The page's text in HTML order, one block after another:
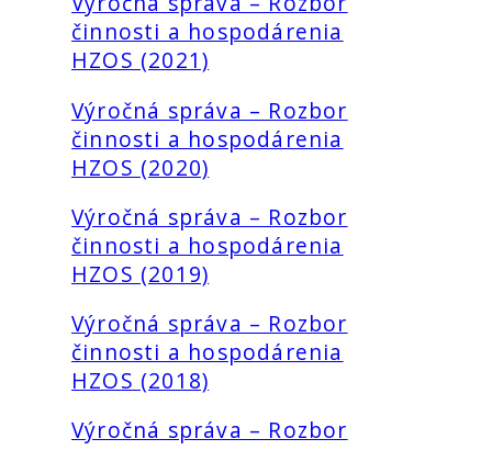
činnosti a hospodárenia
HZOS (2021)
Výročná správa – Rozbor
činnosti a hospodárenia
HZOS (2020)
Výročná správa – Rozbor
činnosti a hospodárenia
HZOS (2019)
Výročná správa – Rozbor
činnosti a hospodárenia
HZOS (2018)
Výročná správa – Rozbor